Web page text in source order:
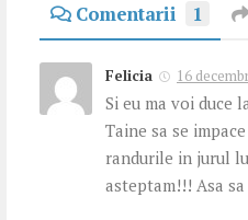
Comentarii 1
Felicia 16
Si eu ma voi duce
Taine sa se
randurile in jurul
asteptam!!! Asa